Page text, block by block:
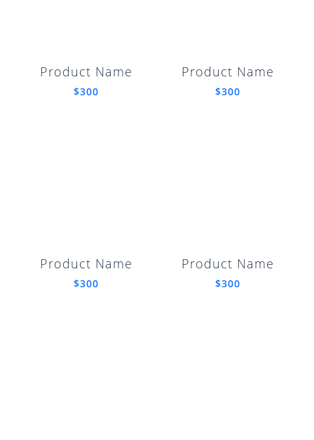
Product Name
$300
Product Name
$300
Product Name
$300
Product Name
$300